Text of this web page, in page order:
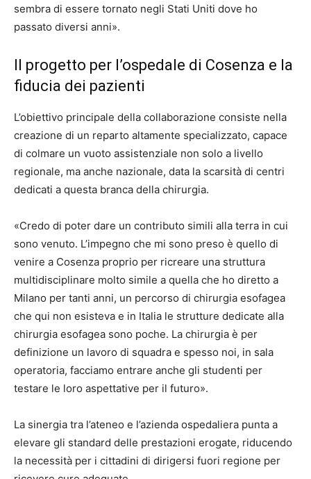
sembra di essere tornato negli Stati Uniti dove ho
passato diversi anni».
Il progetto per l’ospedale di Cosenza e la
fiducia dei pazienti
L’obiettivo principale della collaborazione consiste nella
creazione di un reparto altamente specializzato, capace
di colmare un vuoto assistenziale non solo a livello
regionale, ma anche nazionale, data la scarsità di centri
dedicati a questa branca della chirurgia.
«Credo di poter dare un contributo simili alla terra in cui
sono venuto. L’impegno che mi sono preso è quello di
venire a Cosenza proprio per ricreare una struttura
multidisciplinare molto simile a quella che ho diretto a
Milano per tanti anni, un percorso di chirurgia esofagea
che qui non esisteva e in Italia le strutture dedicate alla
chirurgia esofagea sono poche. La chirurgia è per
definizione un lavoro di squadra e spesso noi, in sala
operatoria, facciamo entrare anche gli studenti per
testare le loro aspettative per il futuro».
La sinergia tra l’ateneo e l’azienda ospedaliera punta a
elevare gli standard delle prestazioni erogate, riducendo
la necessità per i cittadini di dirigersi fuori regione per